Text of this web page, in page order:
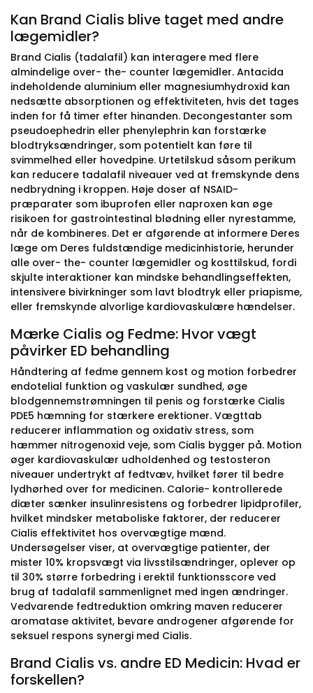
Kan Brand Cialis blive taget med andre
lægemidler?
Brand Cialis (tadalafil) kan interagere med flere
almindelige over- the- counter lægemidler. Antacida
indeholdende aluminium eller magnesiumhydroxid kan
nedsætte absorptionen og effektiviteten, hvis det tages
inden for få timer efter hinanden. Decongestanter som
pseudoephedrin eller phenylephrin kan forstærke
blodtryksændringer, som potentielt kan føre til
svimmelhed eller hovedpine. Urtetilskud såsom perikum
kan reducere tadalafil niveauer ved at fremskynde dens
nedbrydning i kroppen. Høje doser af NSAID-
præparater som ibuprofen eller naproxen kan øge
risikoen for gastrointestinal blødning eller nyrestamme,
når de kombineres. Det er afgørende at informere Deres
læge om Deres fuldstændige medicinhistorie, herunder
alle over- the- counter lægemidler og kosttilskud, fordi
skjulte interaktioner kan mindske behandlingseffekten,
intensivere bivirkninger som lavt blodtryk eller priapisme,
eller fremskynde alvorlige kardiovaskulære hændelser.
Mærke Cialis og Fedme: Hvor vægt
påvirker ED behandling
Håndtering af fedme gennem kost og motion forbedrer
endotelial funktion og vaskulær sundhed, øge
blodgennemstrømningen til penis og forstærke Cialis
PDE5 hæmning for stærkere erektioner. Vægttab
reducerer inflammation og oxidativ stress, som
hæmmer nitrogenoxid veje, som Cialis bygger på. Motion
øger kardiovaskulær udholdenhed og testosteron
niveauer undertrykt af fedtvæv, hvilket fører til bedre
lydhørhed over for medicinen. Calorie- kontrollerede
diæter sænker insulinresistens og forbedrer lipidprofiler,
hvilket mindsker metaboliske faktorer, der reducerer
Cialis effektivitet hos overvægtige mænd.
Undersøgelser viser, at overvægtige patienter, der
mister 10% kropsvægt via livsstilsændringer, oplever op
til 30% større forbedring i erektil funktionsscore ved
brug af tadalafil sammenlignet med ingen ændringer.
Vedvarende fedtreduktion omkring maven reducerer
aromatase aktivitet, bevare androgener afgørende for
seksuel respons synergi med Cialis.
Brand Cialis vs. andre ED Medicin: Hvad er
forskellen?